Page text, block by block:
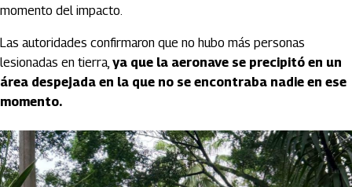
momento del impacto.
Las autoridades confirmaron que no hubo más personas
lesionadas en tierra, ya que la aeronave se precipitó en un
área despejada en la que no se encontraba nadie en ese
momento.